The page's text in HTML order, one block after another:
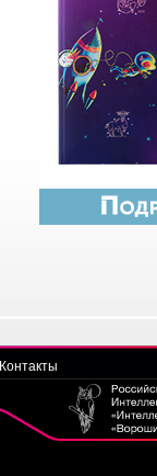
Контакты